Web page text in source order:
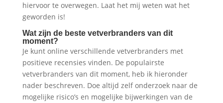
hiervoor te overwegen. Laat het mij weten wat het
geworden is!
Wat zijn de beste vetverbranders van dit
moment?
Je kunt online verschillende vetverbranders met
positieve recensies vinden. De populairste
vetverbranders van dit moment, heb ik hieronder
nader beschreven. Doe altijd zelf onderzoek naar de
mogelijke risico’s en mogelijke bijwerkingen van de